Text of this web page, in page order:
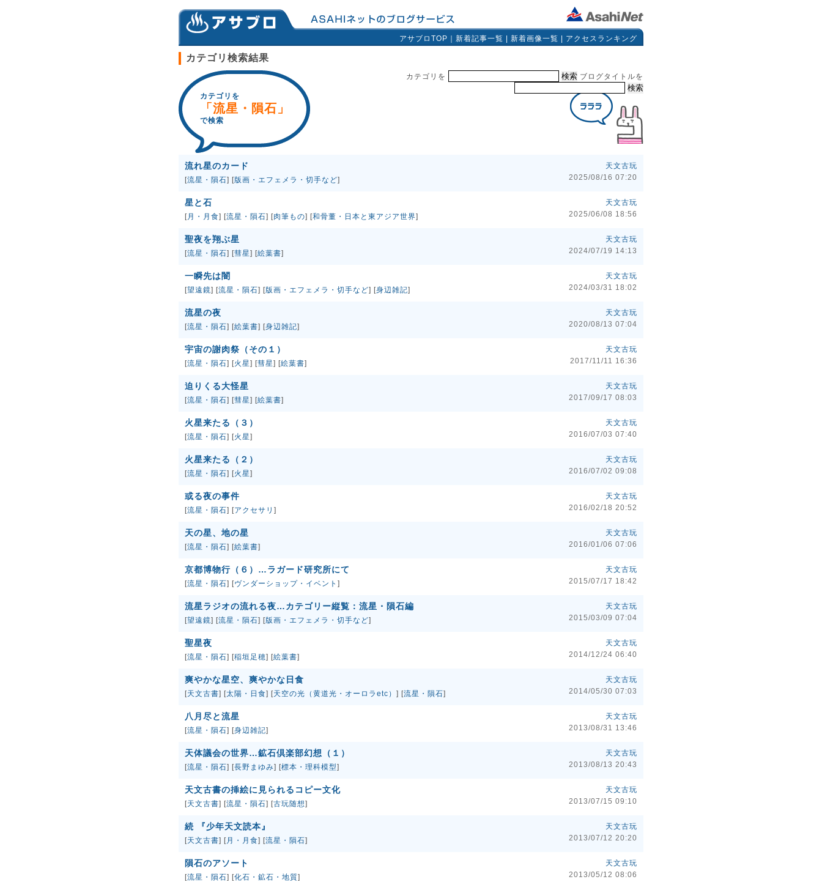
アサブロTOP 新着記事一覧 新着画像一覧 アクセスランキング
カテゴリ検索結果
カテゴリを
「流星・隕石」
で検索
カテゴリを ブログタイトルを
流れ星のカード
[流星・隕石] [版画・エフェメラ・切手など]
天文古玩
2025/08/16 07:20
星と石
[月・月食] [流星・隕石] [肉筆もの] [和骨董・日本と東アジア世界]
天文古玩
2025/06/08 18:56
聖夜を翔ぶ星
[流星・隕石] [彗星] [絵葉書]
天文古玩
2024/07/19 14:13
一瞬先は闇
[望遠鏡] [流星・隕石] [版画・エフェメラ・切手など] [身辺雑記]
天文古玩
2024/03/31 18:02
流星の夜
[流星・隕石] [絵葉書] [身辺雑記]
天文古玩
2020/08/13 07:04
宇宙の謝肉祭（その１）
[流星・隕石] [火星] [彗星] [絵葉書]
天文古玩
2017/11/11 16:36
迫りくる大怪星
[流星・隕石] [彗星] [絵葉書]
天文古玩
2017/09/17 08:03
火星来たる（３）
[流星・隕石] [火星]
天文古玩
2016/07/03 07:40
火星来たる（２）
[流星・隕石] [火星]
天文古玩
2016/07/02 09:08
或る夜の事件
[流星・隕石] [アクセサリ ]
天文古玩
2016/02/18 20:52
天の星、地の星
[流星・隕石] [絵葉書]
天文古玩
2016/01/06 07:06
京都博物行（６）…ラガード研究所にて
[流星・隕石] [ヴンダーショップ・イベント ]
天文古玩
2015/07/17 18:42
流星ラジオの流れる夜…カテゴリー縦覧：流星・隕石編
[望遠鏡] [流星・隕石] [版画・エフェメラ・切手など]
天文古玩
2015/03/09 07:04
聖星夜
[流星・隕石] [稲垣足穂] [絵葉書]
天文古玩
2014/12/24 06:40
爽やかな星空、爽やかな日食
[天文古書] [太陽・日食] [天空の光（黄道光・オーロラetc） ] [流星・隕石]
天文古玩
2014/05/30 07:03
八月尽と流星
[流星・隕石] [身辺雑記]
天文古玩
2013/08/31 13:46
天体議会の世界…鉱石倶楽部幻想（１）
[流星・隕石] [長野まゆみ] [標本・理科模型]
天文古玩
2013/08/13 20:43
天文古書の挿絵に見られるコピー文化
[天文古書] [流星・隕石] [古玩随想]
天文古玩
2013/07/15 09:10
続 『少年天文読本』
[天文古書] [月・月食] [流星・隕石]
天文古玩
2013/07/12 20:20
隕石のアソート
[流星・隕石] [化石・鉱石・地質]
天文古玩
2013/05/12 08:06